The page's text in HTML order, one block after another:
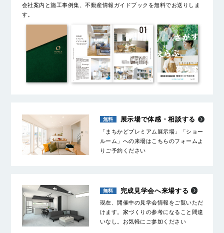
会社案内と施工事例集、不動産情報ガイドブックを無料でお送りしま
す。
展示場で体感・相談する
「まちかどプレミアム展示場」「ショー
ルーム」への来場はこちらのフォームよ
りご予約ください
完成見学会へ来場する
現在、開催中の見学会情報をご覧いただ
けます。家づくりの参考になること間違
いなし。お気軽にご参加ください